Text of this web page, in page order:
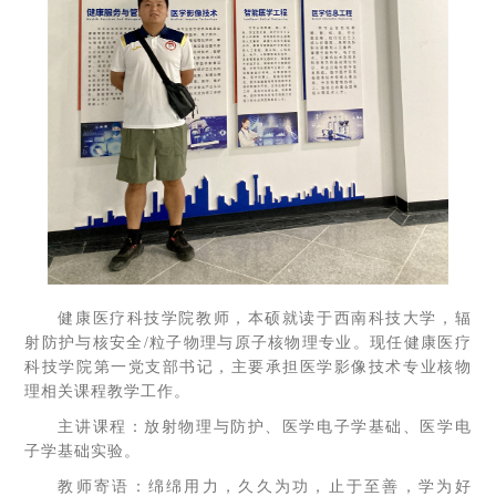
健康医疗科技学院教师，本硕就读于西南科技大学，辐
射防护与核安全/粒子物理与原子核物理专业。现任健康医疗
科技学院第一党支部书记，主要承担医学影像技术专业核物
理相关课程教学工作。
主讲课程：放射物理与防护、医学电子学基础、医学电
子学基础实验。
教师寄语：绵绵用力，久久为功，止于至善，学为好